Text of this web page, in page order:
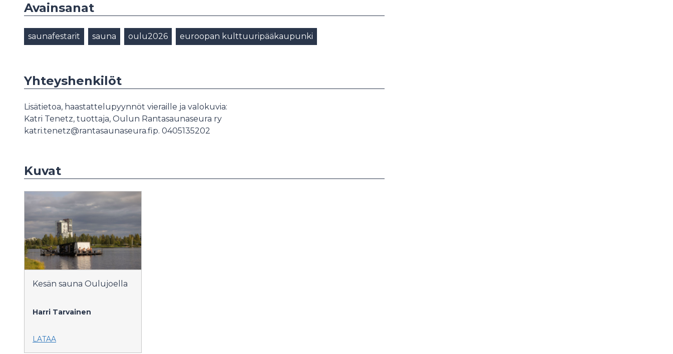
Avainsanat
saunafestarit sauna oulu2026 euroopan kulttuuripääkaupunki
Yhteyshenkilöt
Lisätietoa, haastattelupyynnöt vieraille ja valokuvia:
Katri Tenetz, tuottaja, Oulun Rantasaunaseura ry
katri.tenetz@rantasaunaseura.fip. 0405135202
Kuvat
Kesän sauna Oulujoella
Harri Tarvainen
LATAA